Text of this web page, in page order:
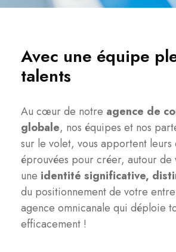
Avec une équipe
talents
Au cœur de notre agence de
globale, nos équipes et nos
sur le volet, vous apportent leurs
éprouvées pour créer, autour de
une identité significative,
du positionnement de votre
agence omnicanale qui déploie
efficacement !